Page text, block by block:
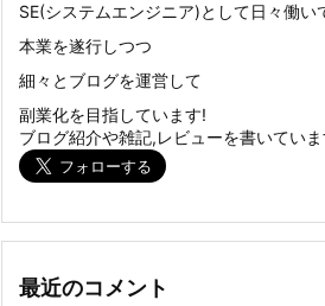
SE(システムエンジニア)として日々働い
本業を遂行しつつ
細々とブログを運営して
副業化を目指しています!
ブログ紹介や雑記,レビューを書いていま
最近のコメント